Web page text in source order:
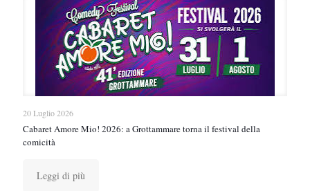
20 Luglio 2026
Cabaret Amore Mio! 2026: a Grottammare torna il festival della
comicità
Leggi di più